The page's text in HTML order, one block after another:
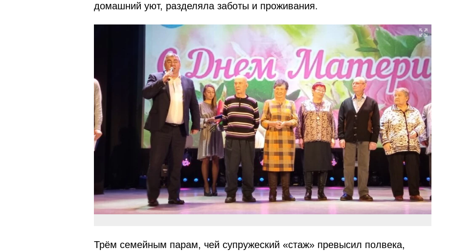
домашний уют, разделяла заботы и проживания.
Трём семейным парам, чей супружеский «стаж» превысил полвека,